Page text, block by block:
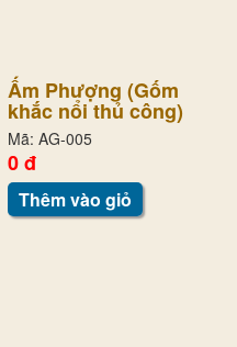
Ấm Phượng (Gốm
khắc nổi thủ công)
Mã: AG-005
0 đ
Thêm vào giỏ